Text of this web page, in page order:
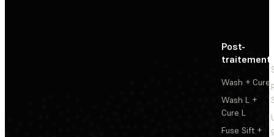
Post-
traitement
Wash + Cure
Wash L +
Cure L
Fuse Sift +